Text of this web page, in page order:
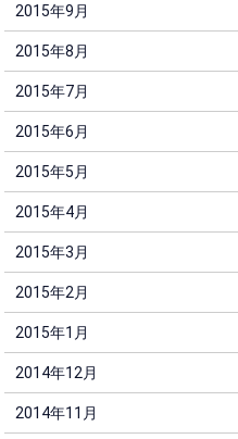
2015年9月
2015年8月
2015年7月
2015年6月
2015年5月
2015年4月
2015年3月
2015年2月
2015年1月
2014年12月
2014年11月